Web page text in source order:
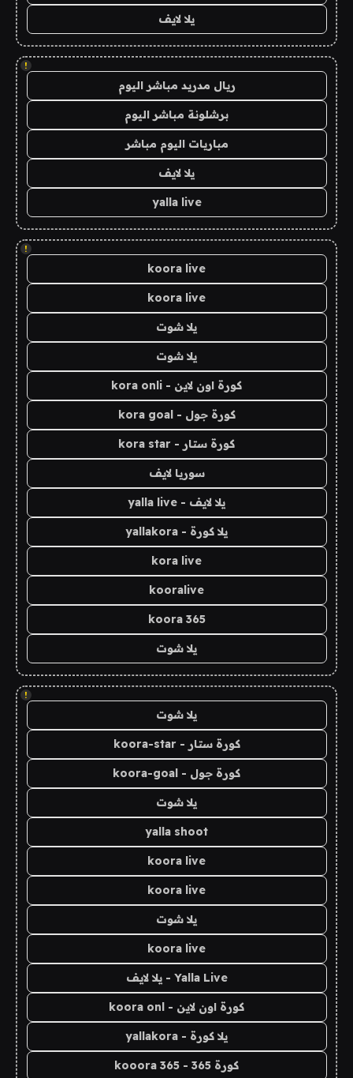
يلا لايف
!
ريال مدريد مباشر اليوم
برشلونة مباشر اليوم
مباريات اليوم مباشر
يلا لايف
yalla live
!
koora live
koora live
يلا شوت
يلا شوت
كورة اون لاين - kora onli
كورة جول - kora goal
كورة ستار - kora star
سوريا لايف
يلا لايف - yalla live
يلا كورة - yallakora
kora live
kooralive
koora 365
يلا شوت
!
يلا شوت
كورة ستار - koora-star
كورة جول - koora-goal
يلا شوت
yalla shoot
koora live
koora live
يلا شوت
koora live
Yalla Live - يلا لايف
كورة اون لاين - koora onl
يلا كورة - yallakora
كورة 365 - kooora 365